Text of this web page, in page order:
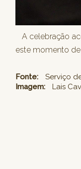
A celebração
este momento
Fonte:
Serviço
Imagem:
Lais